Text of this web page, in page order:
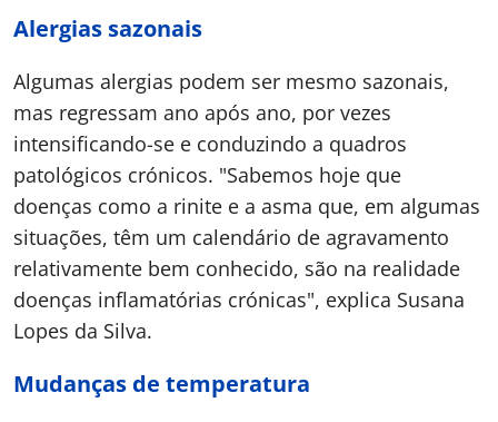
Alergias sazonais
Algumas alergias podem ser mesmo sazonais,
mas regressam ano após ano, por vezes
intensificando-se e conduzindo a quadros
patológicos crónicos. "Sabemos hoje que
doenças como a rinite e a asma que, em algumas
situações, têm um calendário de agravamento
relativamente bem conhecido, são na realidade
doenças inflamatórias crónicas", explica Susana
Lopes da Silva.
Mudanças de temperatura